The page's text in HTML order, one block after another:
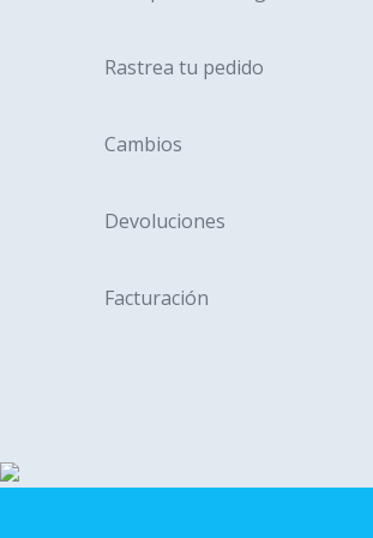
Rastrea tu pedido
Cambios
Devoluciones
Facturación